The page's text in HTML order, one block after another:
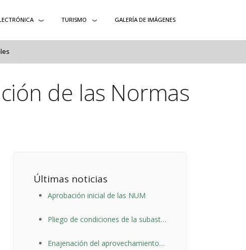
TURISMO GALERÍA DE IMÁGENES
de las Normas
Últimas noticias
Aprobación inicial de las NUM
Pliego de condiciones de la subasta
Enajenación del aprovechamiento